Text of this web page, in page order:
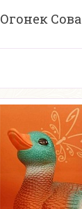
Огонек Сова